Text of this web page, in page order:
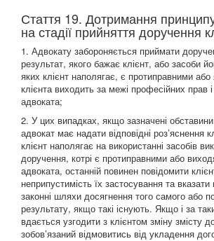
Стаття 19. Дотримання
на стадії прийняття доручення
1. Адвокату забороняється приймати
результат, якого бажає клієнт, або засоби
яких клієнт наполягає, є протиправними
клієнта виходить за межі професійних прав і
адвоката;
2. У цих випадках, якщо зазначені
адвокат має надати відповідні роз’яснення
клієнт наполягає на використанні засобів
доручення, котрі є протиправними або
адвоката, останній повинен повідомити
неприпустимість їх застосування та
законні шляхи досягнення того самого або
результату, якщо такі існують. Якщо і за
вдається узгодити з клієнтом зміну змісту
зобов’язаний відмовитись від укладення